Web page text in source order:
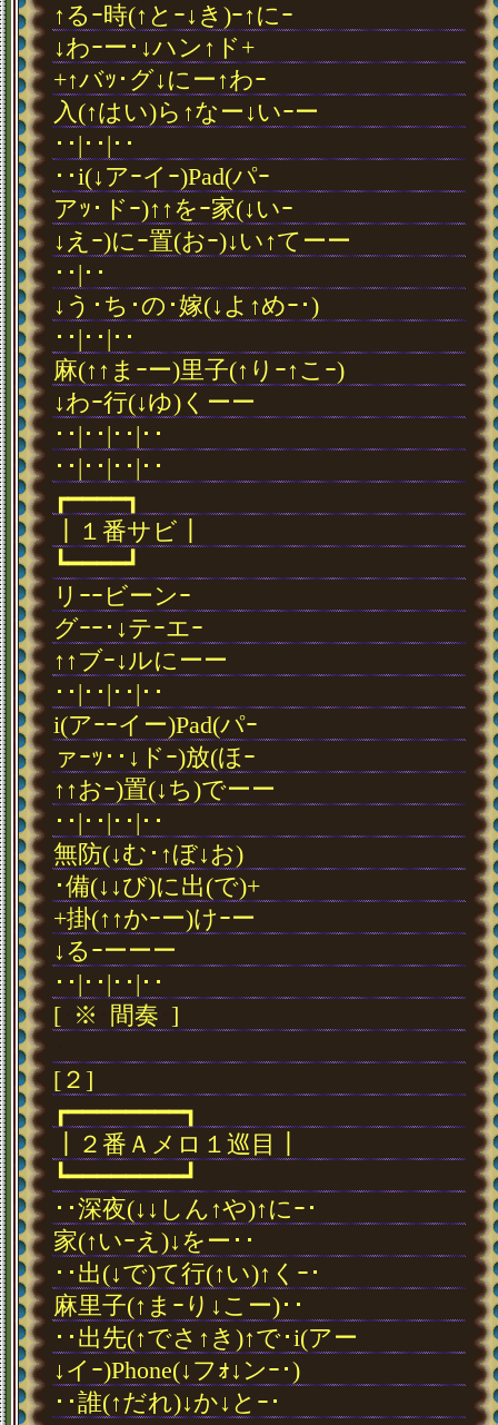
↑るｰ時(↑とｰ↓き)ｰ↑にｰ
↓わｰー･↓ハン↑ド+
+↑バｯ･グ↓にー↑わｰ
入(↑はい)ら↑なー↓いｰー
･･|･･|･･
･･i(↓アｰイｰ)Pad(パｰ
アｯ･ドｰ)↑↑をｰ家(↓いｰ
↓えｰ)にｰ置(おｰ)↓い↑てーー
･･|･･
↓う･ち･の･嫁(↓よ↑めｰ･)
･･|･･|･･
麻(↑↑まｰー)里子(↑りｰ↑こｰ)
↓わｰ行(↓ゆ)くーー
･･|･･|･･|･･
･･|･･|･･|･･
┏━━━━┓
┃１番サビ┃
┗━━━━┛
リｰｰビーンｰ
グｰｰ･↓テｰエｰ
↑↑ブｰ↓ルにーー
･･|･･|･･|･･
i(アｰｰイー)Pad(パｰ
ァｰｯ･･↓ドｰ)放(ほｰ
↑↑おｰ)置(↓ち)でーー
･･|･･|･･|･･
無防(↓む･↑ぼ↓お)
･備(↓↓び)に出(で)+
+掛(↑↑かｰー)けｰー
↓るｰーーー
･･|･･|･･|･･
[ ※ 間奏 ]
[２]
┏━━━━━━━━┓
┃２番Ａメロ１巡目┃
┗━━━━━━━━┛
･･深夜(↓↓しん↑や)↑にｰ･
家(↑いｰえ)↓をー･･
･･出(↓で)て行(↑い)↑くｰ･
麻里子(↑まｰり↓こー)･･
･･出先(↑でさ↑き)↑で･i(アー
↓イｰ)Phone(↓フｫ↓ンｰ･)
･･誰(↑だれ)↓か↓とｰ･